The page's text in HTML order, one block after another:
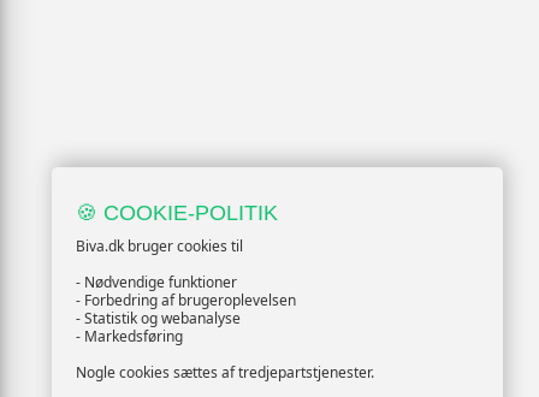
🍪 COOKIE-POLITIK
Biva.dk bruger cookies til
- Nødvendige funktioner
- Forbedring af brugeroplevelsen
- Statistik og webanalyse
- Markedsføring
Nogle cookies sættes af tredjepartstjenester.